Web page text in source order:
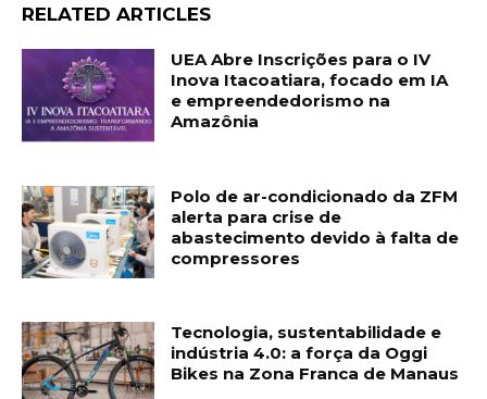
RELATED ARTICLES
UEA Abre Inscrições para o IV
Inova Itacoatiara, focado em IA
e empreendedorismo na
Amazônia
Polo de ar-condicionado da ZFM
alerta para crise de
abastecimento devido à falta de
compressores
Tecnologia, sustentabilidade e
indústria 4.0: a força da Oggi
Bikes na Zona Franca de Manaus